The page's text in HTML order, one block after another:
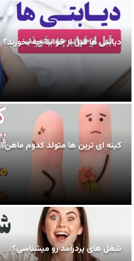
دیابتی ها قبل از خواب چه بخورند؟
کینه ای ترین ها متولد کدوم ماهن؟
شغل های پردرآمد رو میشناسی؟